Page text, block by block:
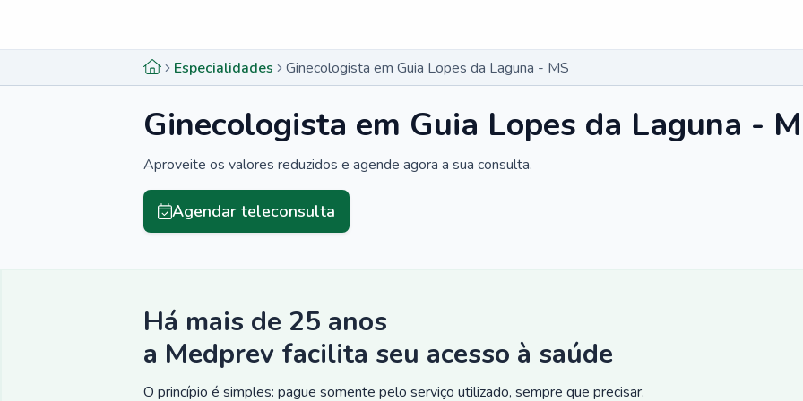
Especialidades Ginecologista em Guia Lopes da Laguna - MS
Ginecologista em Guia Lopes da Laguna -
Aproveite os valores reduzidos e agende agora a sua consulta.
Agendar teleconsulta
Há mais de 25 anos
a Medprev facilita seu acesso à saúde
O princípio é simples: pague somente pelo serviço utilizado, sempre que precisar.